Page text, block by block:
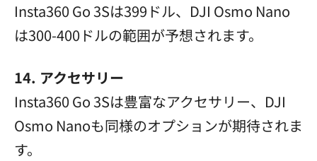
Insta360 Go 3Sは399ドル、DJI Osmo Nano
は300-400ドルの範囲が予想されます。
14. アクセサリー
Insta360 Go 3Sは豊富なアクセサリー、DJI
Osmo Nanoも同様のオプションが期待されま
す。